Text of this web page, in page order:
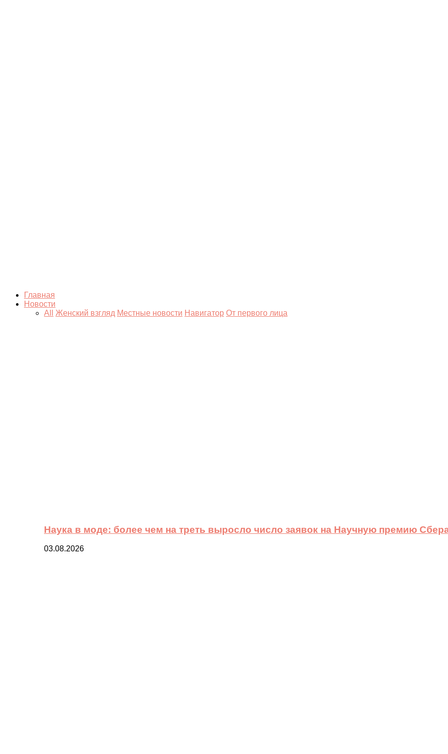
Главная
Новости
All
Женский взгляд Местные новости Навигатор От первого лица
Наука в моде: более чем на треть выросло число заявок на Научную премию
03.08.2026